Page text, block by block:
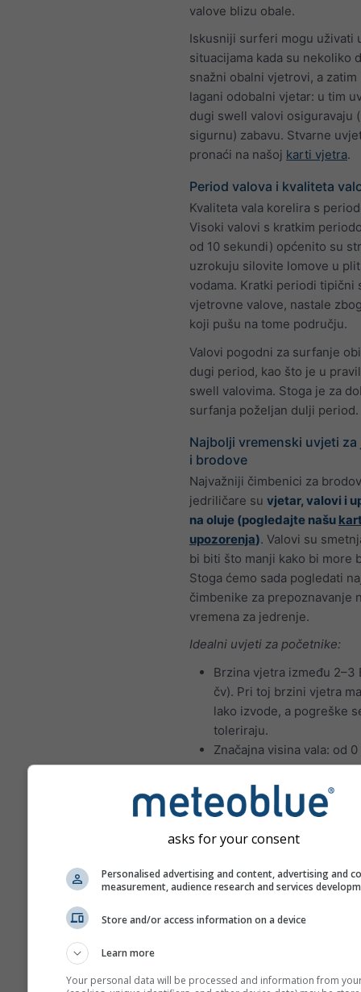
valove blizu obale.
Iskusniji surferi mogu uživati
situacijama kada su nekoliko
snažni obalni vjetrovi, a
lagani odobalni vjetar: u tim
dugi swell valovi osiguravaju
sigurnu) zabavu. Stvarne
pronaći na našoj karti vjetra.
Period valova i kvaliteta
Kvaliteta vala korelira s
Visoki valovi s kratkim
od 10 sekundi) općenito su
uzrokuju silovite lomove u
vodama. Kratki periodi tipični
vjetrovne valove, nastale
koji pušu na tome području.
Valovi pogodni za surfanje
dugi period, kao što je u
swell valovima. Stoga je za
surfanja poželjan dulji period.
Najbolji vremenski uvjeti za
i brodove
Najvažniji čimbenici za
jedriličare su vjetar, valovi i
na oluje (pogledajte našu
upozorenja). Valovi su
bi biti što manji kako bi more
Stoga ćemo sada pogledati
čimbenike za prepoznavanje
vremena za jedrenje.
Idealni uvjeti za početnike:
Brzina vjetra između 2–3
čv). Pri toj brzini vjetra
lako izvode, a pogreške
toleriraju.
Značajna visina vala: od 0
jedriličara:
21 čv). Pri toj brzini
zahtijevaju veću snagu i
koordinaciju kako bi se
Značajna visina vala:
asks for your consent
Personalised advertising and content, advertising and
measurement, audience research and services
Store and/or access information on a device
Learn more
Your personal data will be processed and information from